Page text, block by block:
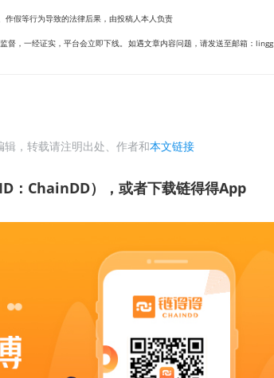
作假等行为导致的法律后果，由投稿人本人负责
督，一经证实，平台会立即下线。如遇文章内容问题，请发送至邮箱：lingg
，转载请注明出处、作者和本文链接
：ChainDD），或者下载链得得App